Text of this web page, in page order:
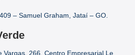
– Samuel Graham, Jataí – GO.
Vargas, 266, Centro Empresarial Le